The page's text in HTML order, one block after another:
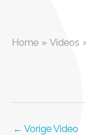
Home Videos
← Vorige Video